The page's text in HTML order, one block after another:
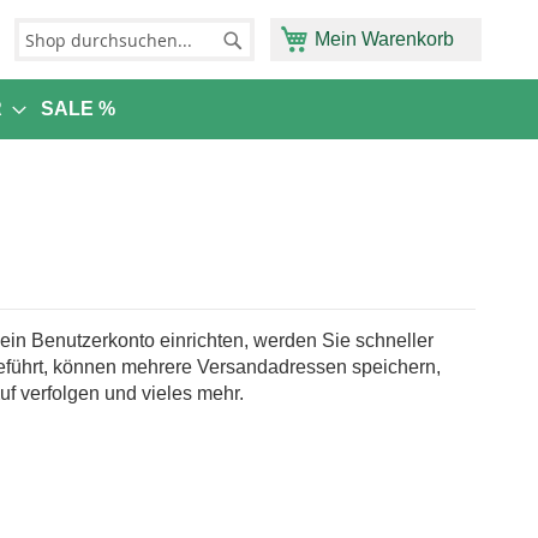
Mein Warenkorb
SALE %
Benutzerkonto einrichten, werden Sie schneller
können mehrere Versandadressen speichern,
verfolgen und vieles mehr.